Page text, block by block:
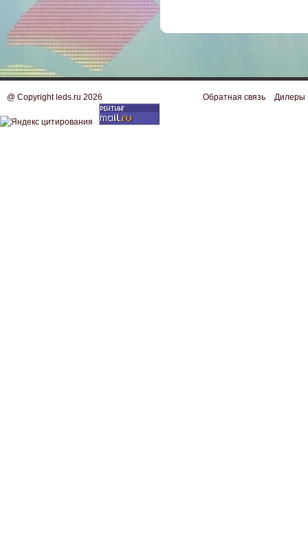
@ Copyright leds.ru 2026 Обратная связь Дилеры